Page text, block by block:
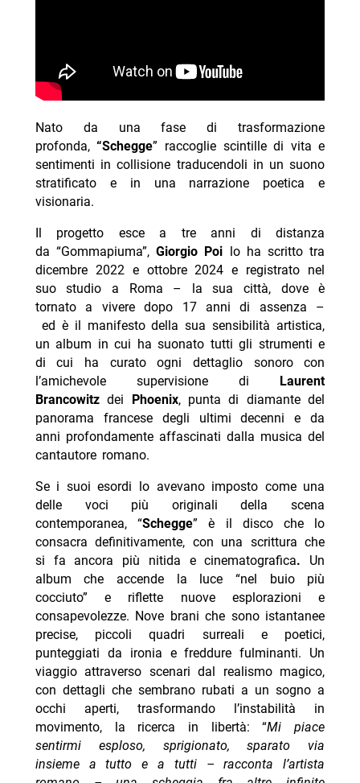
Nato da una fase di trasformazione
profonda,“Schegge” raccoglie scintille di vita e
sentimenti in collisione traducendoli in un suono
stratificato e in una narrazione poetica e
visionaria.
Il progetto esce a tre anni di distanza
da “Gommapiuma”,Giorgio Poi
lo ha scritto tra
dicembre 2022 e ottobre 2024 e registrato nel
suo studio a Roma – la sua città, dove è
tornato a vivere dopo 17 anni di assenza –
ed è il manifesto della sua sensibilità artistica,
un album in cui ha suonato tutti gli strumenti e
di cui ha curato ogni dettaglio sonoro con
l’amichevole supervisione di
Laurent
Brancowitzdei Phoenix, punta di diamante del
panorama francese degli ultimi decenni e da
anni profondamente affascinati dalla musica del
cantautore romano.
Se i suoi esordi lo avevano imposto come una
delle voci più originali della scena
contemporanea, “Schegge” è il disco che lo
consacra definitivamente, con una scrittura che
si fa ancora più nitida e cinematografica. Un
album che accende la luce “nel buio più
cocciuto” e riflette nuove esplorazioni e
consapevolezze. Nove brani che sono istantanee
precise, piccoli quadri surreali e poetici,
punteggiati da ironia e freddure fulminanti. Un
viaggio attraverso scenari dal realismo magico,
con dettagli che sembrano rubati a un sogno a
occhi aperti, trasformando l’instabilità in
movimento, la ricerca in libertà: “Mi piace
sentirmi esploso, sprigionato, sparato via
insieme a tutto e a tutti – racconta l’artista